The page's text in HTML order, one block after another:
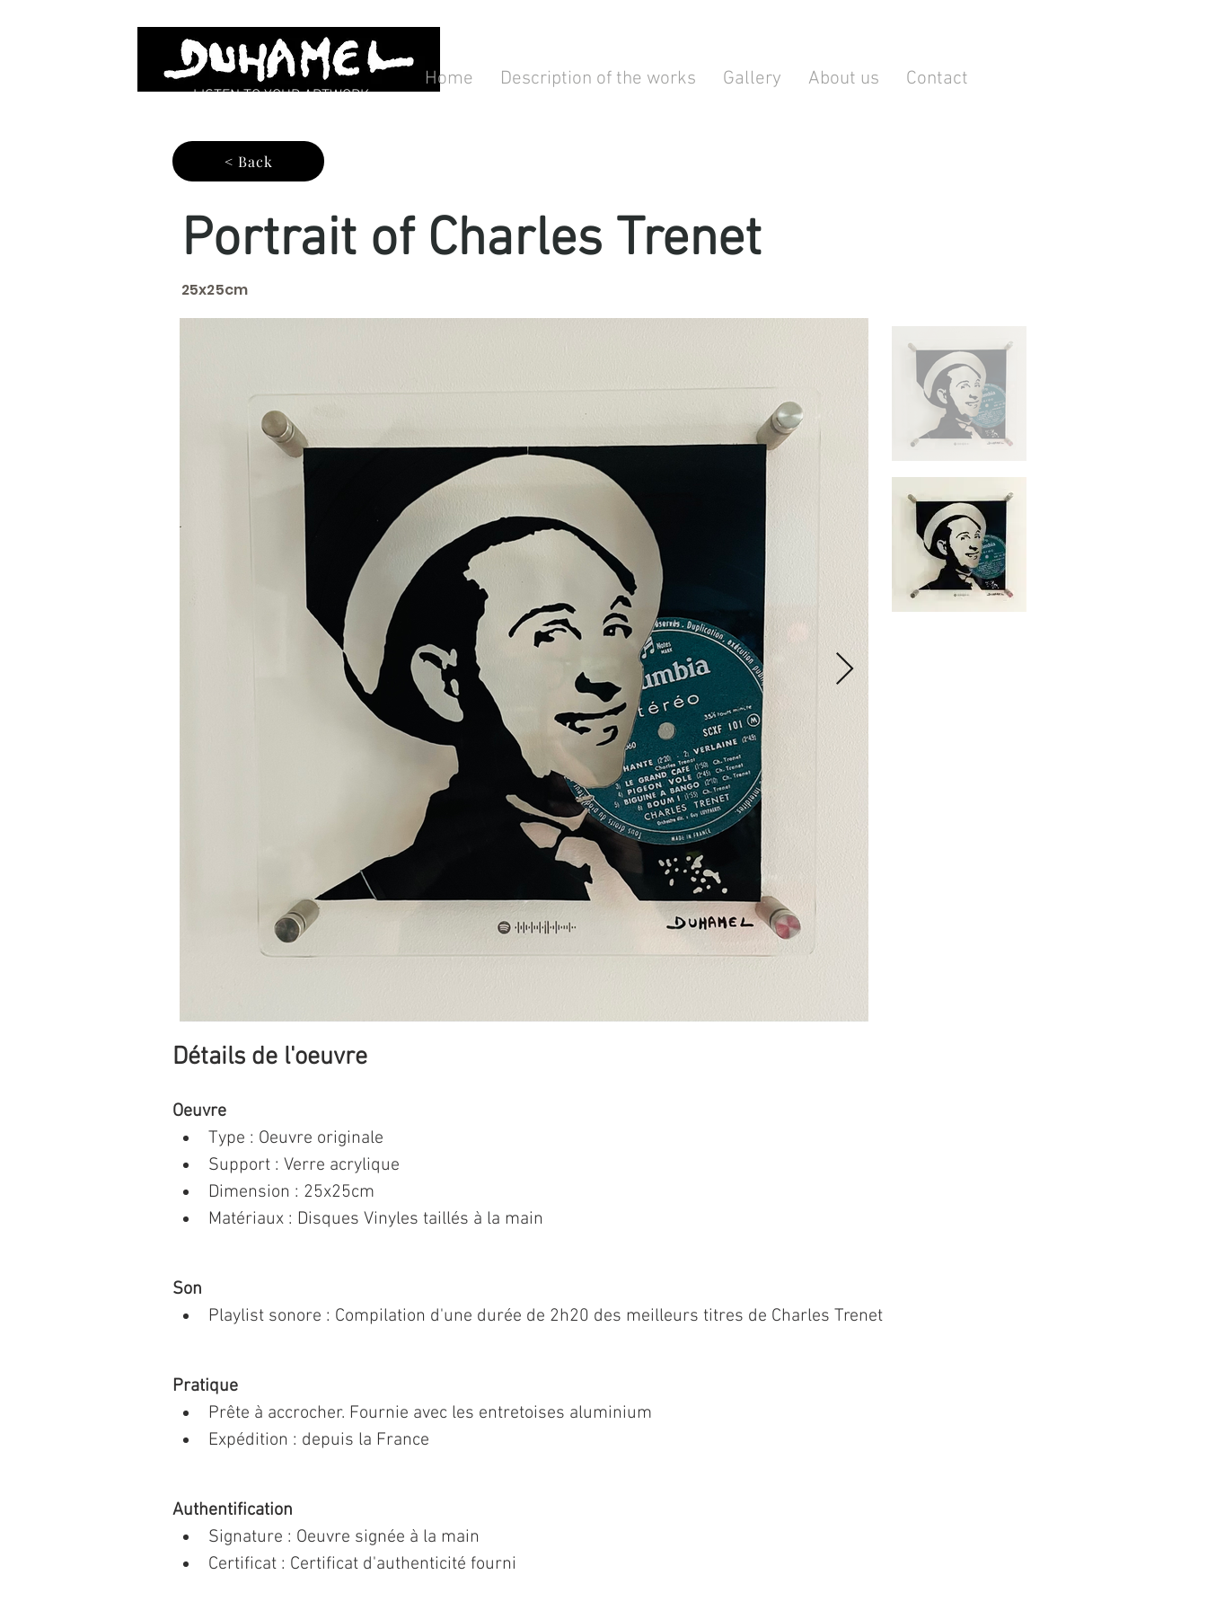
Home Description of the works Gallery About us Contact
LISTEN TO YOUR ARTWORK
< Back
Portrait of Charles Trenet
25x25cm
Détails de l'oeuvre
Oeuvre
Type : Oeuvre originale
Support : Verre acrylique
Dimension : 25x25cm
Matériaux : Disques Vinyles taillés à la main
Son
Playlist sonore : Compilation d'une durée de 2h20 des meilleurs titres de Charles Trenet
Pratique
Prête à accrocher. Fournie avec les entretoises aluminium
Expédition : depuis la France
Authentification
Signature : Oeuvre signée à la main
Certificat : Certificat d'authenticité fourni